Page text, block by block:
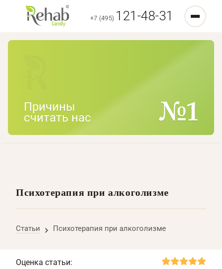
+7 (495) 121-48-31
Причины
считать нас
Психотерапия при алкоголизме
Статьи Психотерапия при алкоголизме
Оценка статьи: